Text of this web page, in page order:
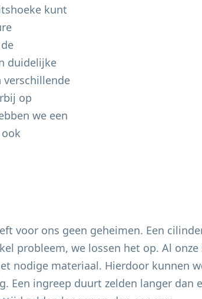
kunt
duidelijke
verschillende
op
we een
voor ons geen geheimen. Een
probleem, we lossen het op. Al
nodige materiaal. Hierdoor kunnen
Een ingreep duurt zelden langer dan